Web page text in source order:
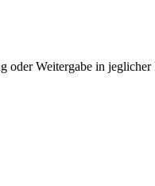
Weitergabe in